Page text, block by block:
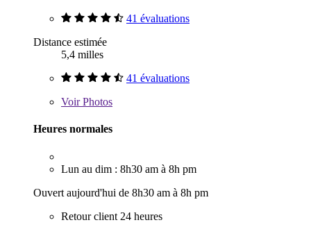
41 évaluations
Distance estimée
5,4 milles
41 évaluations
VoirPhotos
Heures normales
Lun au dim : 8h30 am à 8h pm
Ouvert aujourd'hui de 8h30 am à 8h pm
Retour client 24 heures